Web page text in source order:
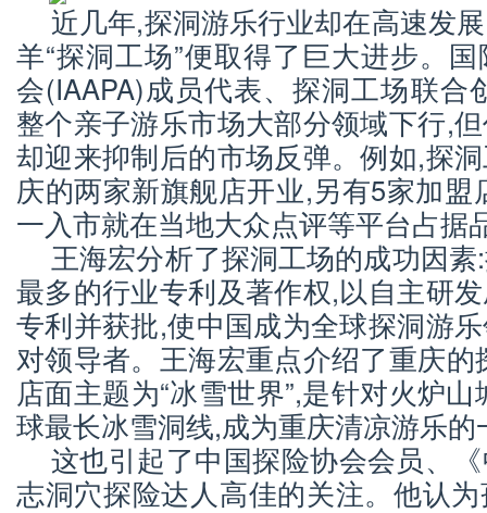
近几年,探洞游乐行业却在高速发
羊“探洞工场”便取得了巨大进步。
会(IAAPA)成员代表、探洞工场联合
整个亲子游乐市场大部分领域下行,
却迎来抑制后的市场反弹。例如,探
庆的两家新旗舰店开业,另有5家加盟
一入市就在当地大众点评等平台占据
王海宏分析了探洞工场的成功因
最多的行业专利及著作权,以自主研
专利并获批,使中国成为全球探洞游
对领导者。王海宏重点介绍了重庆
店面主题为“冰雪世界”,是针对火炉
球最长冰雪洞线,成为重庆清凉游乐的
这也引起了中国探险协会会员、
志洞穴探险达人高佳的关注。他认